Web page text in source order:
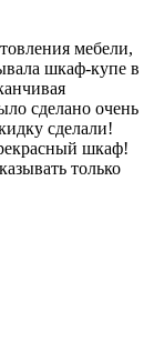
мебели,
шкаф-купе в
сделано очень
сделали!
шкаф!
только